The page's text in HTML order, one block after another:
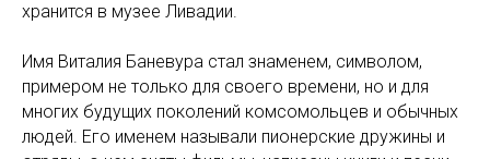
хранится в музее Ливадии.
Имя Виталия Баневура стал знаменем, символом,
примером не только для своего времени, но и для
многих будущих поколений комсомольцев и обычных
людей. Его именем называли пионерские дружины и